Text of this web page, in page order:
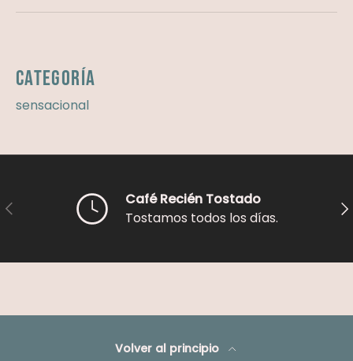
Categoría
sensacional
Anterior
Café Recién Tostado
Tostamos todos los días.
Volver al principio